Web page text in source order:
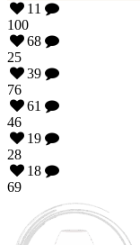
11
100
68
25
39
76
61
46
19
28
18
69